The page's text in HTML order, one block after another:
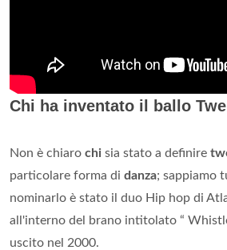
Chi ha inventato il ballo
Non è chiaro chi sia stato a definire
particolare forma di danza; sappiamo
nominarlo è stato il duo Hip hop di
all'interno del brano intitolato “
uscito nel 2000.